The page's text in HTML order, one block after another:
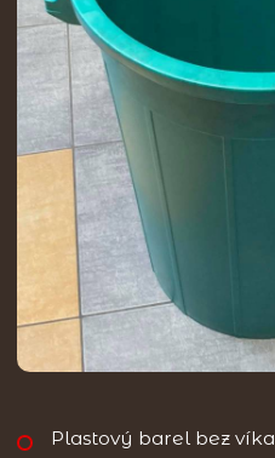
Plastový barel bez víka